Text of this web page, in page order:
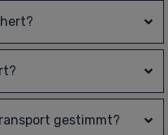
gestimmt?